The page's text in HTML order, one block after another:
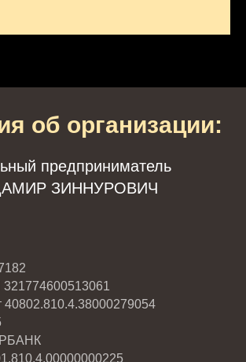
об организации:
предприниматель
ЗИННУРОВИЧ
40802.810.4.38000279054